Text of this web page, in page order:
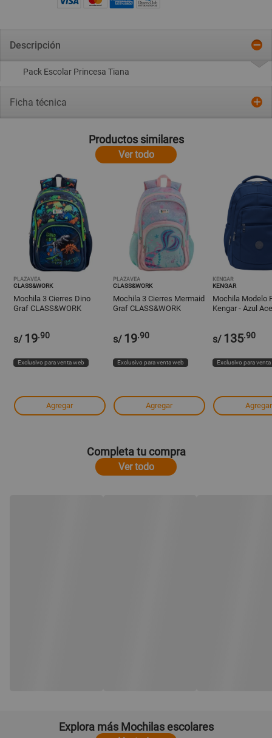
Descripción
Pack Escolar Princesa Tiana
Ficha técnica
Productos similares
Ver todo
PLAZAVEA
CLASS&WORK
Mochila 3 Cierres Dino
Graf CLASS&WORK
s/ 19.90
Exclusivo para venta web
Agregar
PLAZAVEA
CLASS&WORK
Mochila 3 Cierres Mermaid
Graf CLASS&WORK
s/ 19.90
Exclusivo para venta web
Agregar
KENGAR
KENGAR
Mochila Modelo
Kengar - Azul
s/ 135.90
Exclusivo para
Agregar
Completa tu compra
Ver todo
Explora más Mochilas escolares